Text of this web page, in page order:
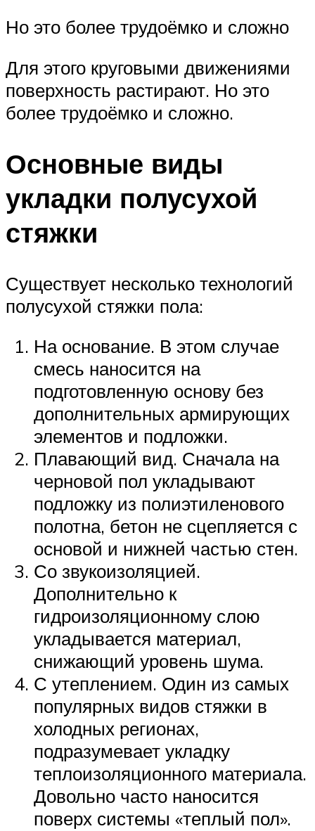
Но это более трудоёмко и сложно
Для этого круговыми движениями
поверхность растирают. Но это
более трудоёмко и сложно.
Основные виды
укладки полусухой
стяжки
Существует несколько технологий
полусухой стяжки пола:
На основание. В этом случае
смесь наносится на
подготовленную основу без
дополнительных армирующих
элементов и подложки.
Плавающий вид. Сначала на
черновой пол укладывают
подложку из полиэтиленового
полотна, бетон не сцепляется с
основой и нижней частью стен.
Со звукоизоляцией.
Дополнительно к
гидроизоляционному слою
укладывается материал,
снижающий уровень шума.
С утеплением. Один из самых
популярных видов стяжки в
холодных регионах,
подразумевает укладку
теплоизоляционного материала.
Довольно часто наносится
поверх системы «теплый пол».